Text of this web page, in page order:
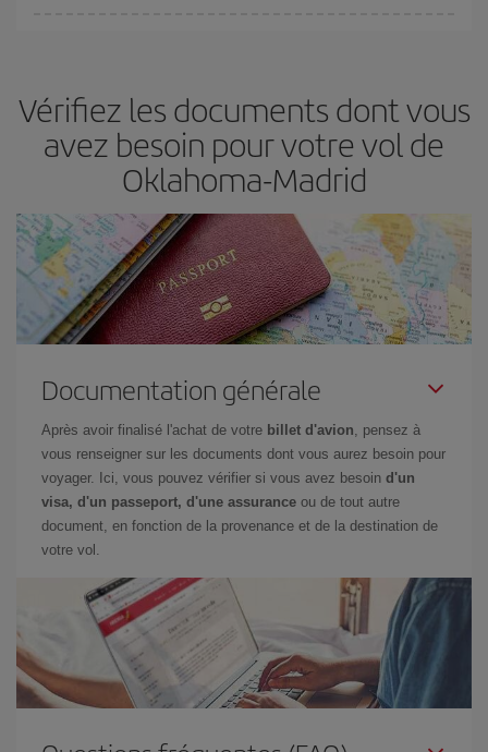
billets, plus vous bénéficiez de prix économiques. De plus, en
restant flexible sur les dates et les horaires de vol lors de votre
recherche, vous pourrezchoisir le prix le plus économique.
Vérifiez les documents dont vous
avez besoin pour votre vol de
Oklahoma-Madrid
Documentation générale
Après avoir finalisé l'achat de votre billet d'avion, pensez à
vous renseigner sur les documents dont vous aurez besoin pour
voyager. Ici, vous pouvez vérifier si vous avez besoin d'un
visa, d'un passeport, d'une assurance ou de tout autre
document, en fonction de la provenance et de la destination de
votre vol.